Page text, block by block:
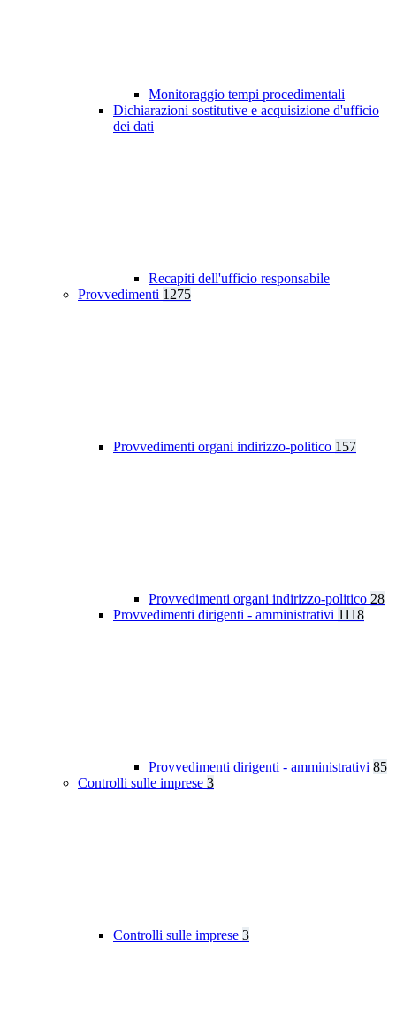
Monitoraggio tempi procedimentali
Dichiarazioni sostitutive e acquisizione d'ufficio
dei dati
Recapiti dell'ufficio responsabile
Provvedimenti 1275
Provvedimenti organi indirizzo-politico 157
Provvedimenti organi indirizzo-politico 28
Provvedimenti dirigenti - amministrativi 1118
Provvedimenti dirigenti - amministrativi 85
Controlli sulle imprese 3
Controlli sulle imprese 3